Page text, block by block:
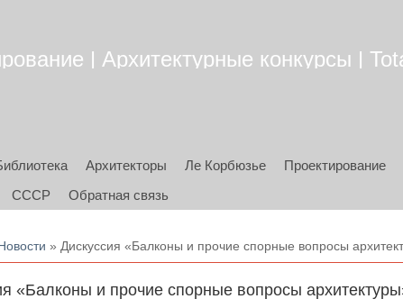
| Архитектурные конкурсы |
Архитекторы Ле Корбюзье Проектирование
СССР Обратная связь
» Дискуссия «Балконы и прочие спорные вопросы
«Балконы и прочие спорные вопросы